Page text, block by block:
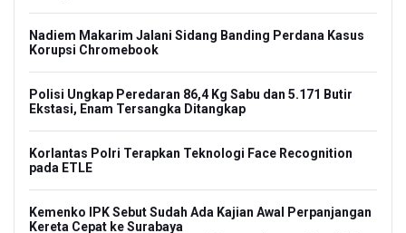
Nadiem Makarim Jalani Sidang Banding Perdana Kasus
Korupsi Chromebook
Polisi Ungkap Peredaran 86,4 Kg Sabu dan 5.171 Butir
Ekstasi, Enam Tersangka Ditangkap
Korlantas Polri Terapkan Teknologi Face Recognition
pada ETLE
Kemenko IPK Sebut Sudah Ada Kajian Awal Perpanjangan
Kereta Cepat ke Surabaya